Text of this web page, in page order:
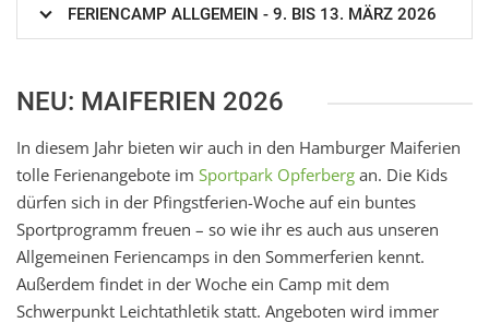
FERIENCAMP ALLGEMEIN - 9. BIS 13. MÄRZ 2026
NEU: MAIFERIEN 2026
In diesem Jahr bieten wir auch in den Hamburger Maiferien
tolle Ferienangebote im Sportpark Opferberg an. Die Kids
dürfen sich in der Pfingstferien-Woche auf ein buntes
Sportprogramm freuen – so wie ihr es auch aus unseren
Allgemeinen Feriencamps in den Sommerferien kennt.
Außerdem findet in der Woche ein Camp mit dem
Schwerpunkt Leichtathletik statt. Angeboten wird immer